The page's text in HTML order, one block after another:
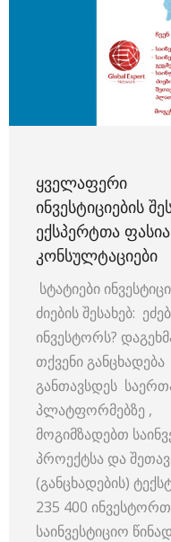
ᲧᲕᲔᲚᲐᲤᲔᲠᲘ
ᲘᲜᲕᲔᲡᲢᲘᲪᲘᲔᲑᲘᲡ
ᲔᲥᲡᲞᲔᲠᲢᲗᲐ
ᲙᲝᲜᲡᲣᲚᲢᲐᲪᲘᲔᲑᲘ
სტატიები
ძიების შესახებ:
ინვესტორს?
თქვენი განცხადება
განთავსდეს
პლატფორმებზე ,
მოგიმზადებთ
პროექტსა და
(განცხადების)
235 400
საინვესტიციო